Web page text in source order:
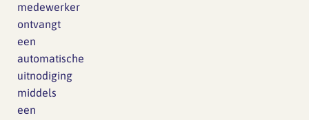
medewerker
ontvangt
een
automatische
uitnodiging
middels
een